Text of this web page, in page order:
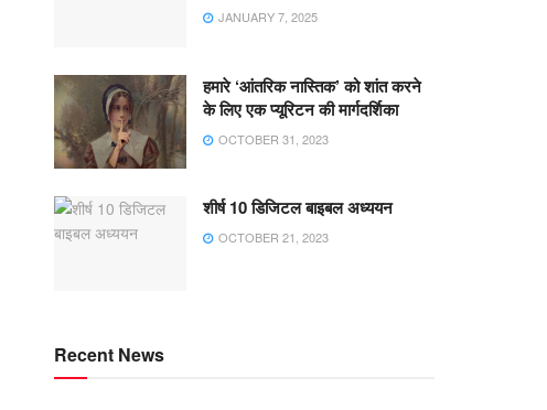
JANUARY 7, 2025
हमारे ‘आंतरिक नास्तिक’ को शांत करने
के लिए एक प्यूरिटन की मार्गदर्शिका
OCTOBER 31, 2023
शीर्ष 10 डिजिटल बाइबल अध्ययन
OCTOBER 21, 2023
Recent News